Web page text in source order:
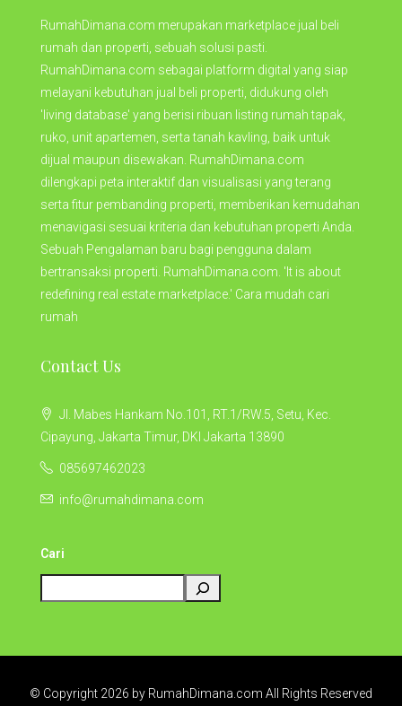
RumahDimana.com merupakan marketplace jual beli
rumah dan properti, sebuah solusi pasti.
RumahDimana.com sebagai platform digital yang siap
melayani kebutuhan jual beli properti, didukung oleh
'living database' yang berisi ribuan listing rumah tapak,
ruko, unit apartemen, serta tanah kavling, baik untuk
dijual maupun disewakan. RumahDimana.com
dilengkapi peta interaktif dan visualisasi yang terang
serta fitur pembanding properti, memberikan kemudahan
menavigasi sesuai kriteria dan kebutuhan properti Anda.
Sebuah Pengalaman baru bagi pengguna dalam
bertransaksi properti. RumahDimana.com. 'It is about
redefining real estate marketplace.' Cara mudah cari
rumah
Contact Us
Jl. Mabes Hankam No.101, RT.1/RW.5, Setu, Kec.
Cipayung, Jakarta Timur, DKI Jakarta 13890
085697462023
info@rumahdimana.com
Cari
© Copyright 2026 by RumahDimana.com All Rights Reserved